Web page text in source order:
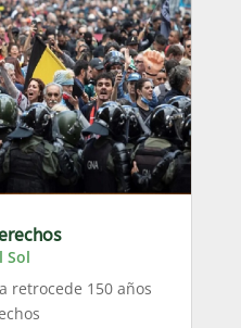
Sol
retrocede 150 años